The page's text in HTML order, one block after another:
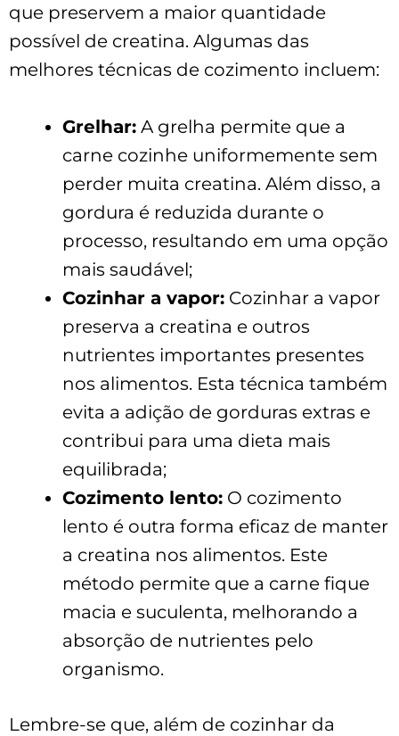
que preservem a maior quantidade
possível de creatina. Algumas das
melhores técnicas de cozimento incluem:
Grelhar: A grelha permite que a
carne cozinhe uniformemente sem
perder muita creatina. Além disso, a
gordura é reduzida durante o
processo, resultando em uma opção
mais saudável;
Cozinhar a vapor: Cozinhar a vapor
preserva a creatina e outros
nutrientes importantes presentes
nos alimentos. Esta técnica também
evita a adição de gorduras extras e
contribui para uma dieta mais
equilibrada;
Cozimento lento: O cozimento
lento é outra forma eficaz de manter
a creatina nos alimentos. Este
método permite que a carne fique
macia e suculenta, melhorando a
absorção de nutrientes pelo
organismo.
Lembre-se que, além de cozinhar da